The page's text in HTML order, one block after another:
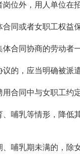
位外，用人单位在
同或者女职工权益
合同协商的劳动者
的，应当明确被派
合同中与女职工约
哺乳等情形，降
哺乳期未满的，除